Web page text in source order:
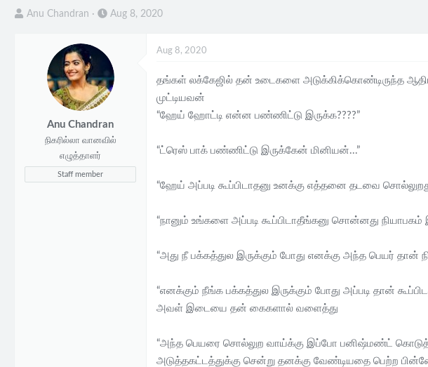
T
Anu Chandran
S
r
t
d
t
e
Aug 8, 2020
Anu Chandran
நிகரில்லா வானவில்
எழுத்தாளர்
Staff member
Aug 8, 2020
தங்கள் லக்கேஜில் தன் உடைகளை அடுக்கிக்கொண்டிருந்த
முட்டியவன்
“ஹேய் ஹோட்டி என்ன பண்ணிட்டு இருக்க????”
“ட்ரெஸ் பாக் பண்ணிட்டு இருக்கேன் மினியன்...”
“ஹேய் அப்படி கூப்பிடாதனு உனக்கு எத்தனை தடவை
“நானும் உங்களை அப்படி கூப்பிடாதீங்கனு சொன்னது நியாபகம்
“அது நீ பக்கத்துல இருக்கும் போது எனக்கு அந்த பெயர் தான்
“எனக்கும் நீங்க பக்கத்துல இருக்கும் போது அப்படி தான்
அவள் இடையை தன் கைகளால் வளைத்து
“அந்த பெயரை சொல்லுற வாய்க்கு இப்போ பனிஷ்மண்ட்
அடுத்தகட்டத்துக்கு சென்று தனக்கு வேண்டியதை பெற்ற